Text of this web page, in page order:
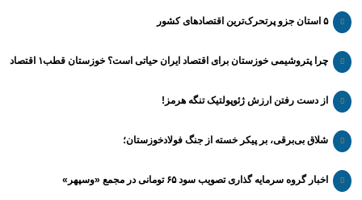
۵ استان جزو پرتحرک‌ترین اقتصاد‌های کشور
چرا پتروشیمی خوزستان برای اقتصاد ایران حیاتی است؟ خوزستان قطب۱ اقتصاد
از دست رفتن ارزش ژئوپولتیک تنگه هرمز!
شلاق‌ بی‌برقی، بر پیکر خسته‌ از جنگ فولادخوزستان؛
اخبار گروه سرمایه گذاری تصویب سود ۶۵ تومانی در مجمع «وسپهر»